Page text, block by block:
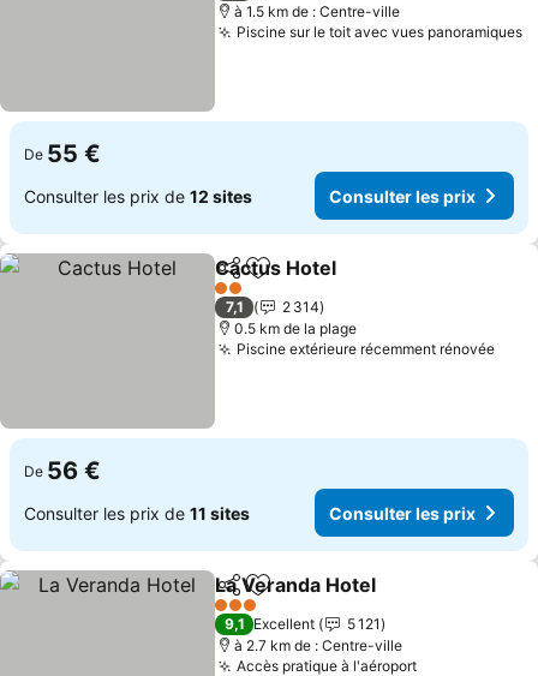
à 1.5 km de : Centre-ville
Piscine sur le toit avec vues panoramiques
De 55 €
Consulter les prix de 12 sites Consulter les prix
PartagerAjouter à mes favoris
Cactus Hotel
2 Étoiles
7,1
2 314
0.5 km de la plage
Piscine extérieure récemment rénovée
De 56 €
Consulter les prix de 11 sites Consulter les prix
PartagerAjouter à mes favoris
La Veranda Hotel
3 Étoiles
9,1 Excellent
5 121
à 2.7 km de : Centre-ville
Accès pratique à l'aéroport